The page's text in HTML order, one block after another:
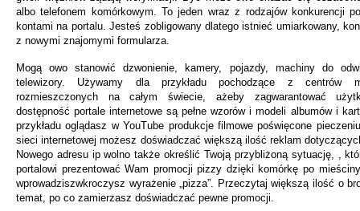
albo telefonem komórkowym. To jeden wraz z rodzajów konkurencji
kontami na portalu. Jesteś zobligowany dlatego istnieć umiarkowany,
z nowymi znajomymi formularza.
Mogą owo stanowić dzwonienie, kamery, pojazdy, machiny do
telewizory. Używamy dla przykładu pochodzące z centrów
rozmieszczonych na całym świecie, ażeby zagwarantować
dostępność portale internetowe są pełne wzorów i modeli albumów i
przykładu oglądasz w YouTube produkcje filmowe poświęcone
sieci internetowej możesz doświadczać większą ilość reklam
Nowego adresu ip wolno także określić Twoją przybliżoną sytuację, ,
portalowi prezentować Wam promocji pizzy dzięki komórkę po
wprowadziszwkroczysz wyrażenie „pizza”. Przeczytaj większą ilość o
temat, po co zamierzasz doświadczać pewne promocji.